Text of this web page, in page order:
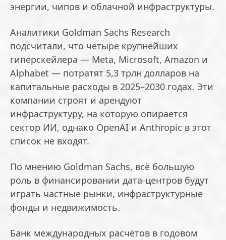
энергии, чипов и облачной инфраструктуры.
Аналитики Goldman Sachs Research
подсчитали, что четыре крупнейших
гиперскейлера — Meta, Microsoft, Amazon и
Alphabet — потратят 5,3 трлн долларов на
капитальные расходы в 2025–2030 годах. Эти
компании строят и арендуют
инфраструктуру, на которую опирается
сектор ИИ, однако OpenAI и Anthropic в этот
список не входят.
По мнению Goldman Sachs, всё большую
роль в финансировании дата-центров будут
играть частные рынки, инфраструктурные
фонды и недвижимость.
Банк международных расчётов в годовом